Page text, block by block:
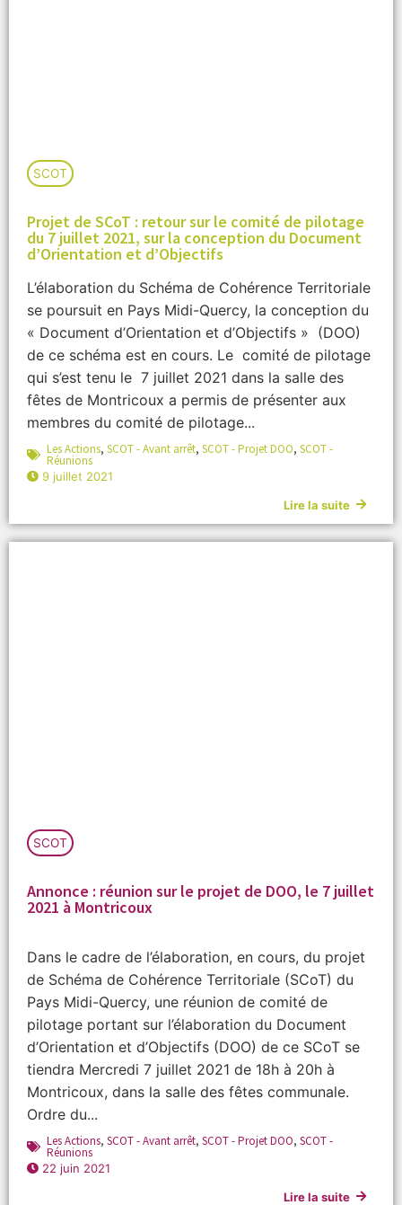
SCOT
Projet de SCoT : retour sur le comité de pilotage
du 7 juillet 2021, sur la conception du Document
d’Orientation et d’Objectifs
L’élaboration du Schéma de Cohérence Territoriale
se poursuit en Pays Midi-Quercy, la conception du
« Document d’Orientation et d’Objectifs » (DOO)
de ce schéma est en cours. Le comité de pilotage
qui s’est tenu le 7 juillet 2021 dans la salle des
fêtes de Montricoux a permis de présenter aux
membres du comité de pilotage...
Les Actions, SCOT - Avant arrêt, SCOT - Projet DOO, SCOT -
Réunions
9 juillet 2021
Lire la suite
SCOT
Annonce : réunion sur le projet de DOO, le 7 juillet
2021 à Montricoux
Dans le cadre de l’élaboration, en cours, du projet
de Schéma de Cohérence Territoriale (SCoT) du
Pays Midi-Quercy, une réunion de comité de
pilotage portant sur l’élaboration du Document
d’Orientation et d’Objectifs (DOO) de ce SCoT se
tiendra Mercredi 7 juillet 2021 de 18h à 20h à
Montricoux, dans la salle des fêtes communale.
Ordre du...
Les Actions, SCOT - Avant arrêt, SCOT - Projet DOO, SCOT -
Réunions
22 juin 2021
Lire la suite